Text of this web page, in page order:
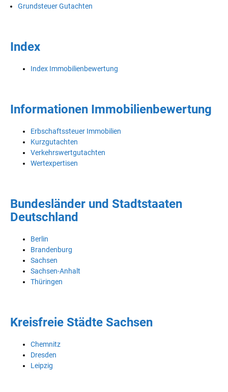
Grundsteuer Gutachten
Index
Index Immobilienbewertung
Informationen Immobilienbewertung
Erbschaftssteuer Immobilien
Kurzgutachten
Verkehrswertgutachten
Wertexpertisen
Bundesländer und Stadtstaaten
Deutschland
Berlin
Brandenburg
Sachsen
Sachsen-Anhalt
Thüringen
Kreisfreie Städte Sachsen
Chemnitz
Dresden
Leipzig